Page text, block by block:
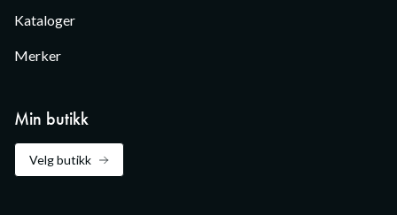
Kataloger
Merker
Min butikk
Velg butikk